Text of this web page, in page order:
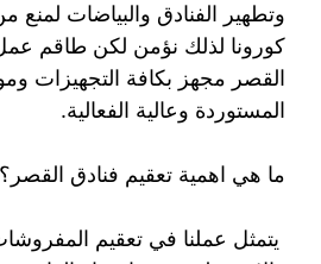
وتطهير الفنادق والبياضات
كورونا لذلك نؤمن لكن طاقم
القصر مجهز بكافة التجهيزات
المستوردة وعالية الفعالية.
ما هي اهمية تعقيم فنادق القصر؟
يتمثل عملنا في تعقيم